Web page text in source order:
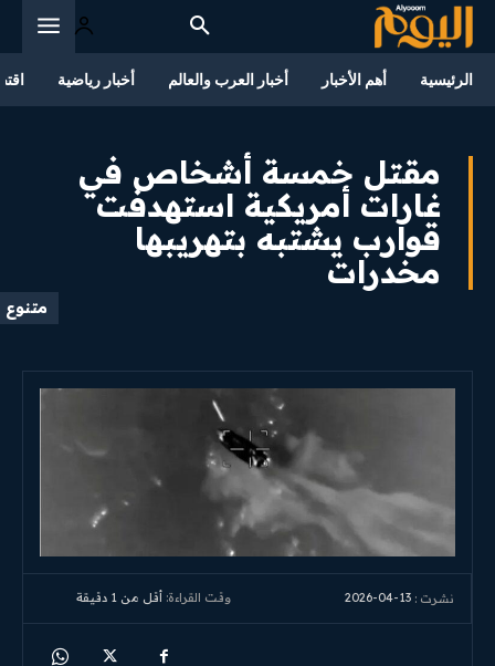
الرئيسية أهم الأخبار أخبار العرب والعالم أخبار رياضية
مقتل خمسة أشخاص في
غارات أمريكية استهدفت
قوارب يشتبه بتهريبها
مخدرات
متنوع
نشرت : 2026-04-13 وقت القراءة: أقل من 1 دقيقة